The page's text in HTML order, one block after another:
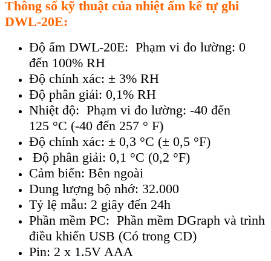
Thông số kỹ thuật của nhiệt ẩm kế tự ghi
DWL-20E:
Độ ẩm DWL-20E: Phạm vi đo lường: 0
đến 100% RH
Độ chính xác: ± 3% RH
Độ phân giải: 0,1% RH
Nhiệt độ: Phạm vi đo lường: -40 đến
125 °C (-40 đến 257 ° F)
Độ chính xác: ± 0,3 °C (± 0,5 °F)
Độ phân giải: 0,1 °C (0,2 °F)
Cảm biến: Bên ngoài
Dung lượng bộ nhớ: 32.000
Tỷ lệ mẫu: 2 giây đến 24h
Phần mềm PC: Phần mềm DGraph và trình
điều khiển USB (Có trong CD)
Pin: 2 x 1.5V AAA